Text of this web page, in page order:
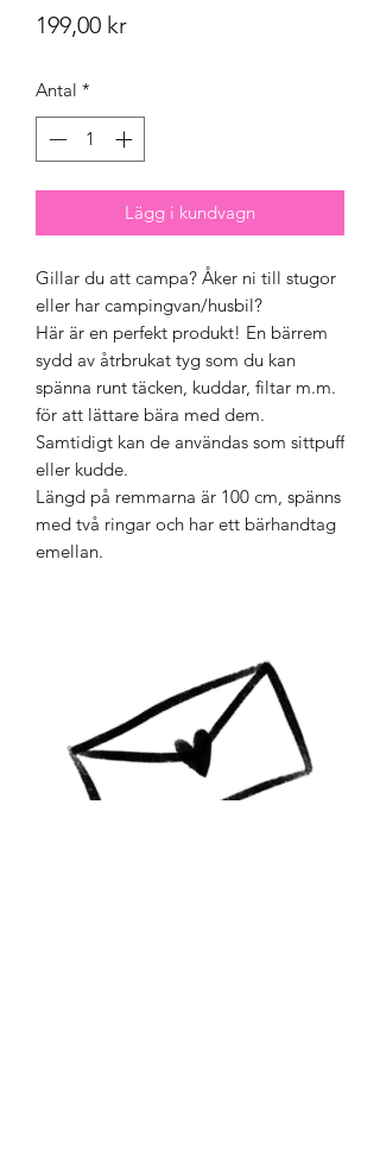
199,00 krPris
Antal *
Lägg i kundvagn
Gillar du att campa? Åker ni till stugor
eller har campingvan/husbil?
Här är en perfekt produkt! En bärrem
sydd av åtrbrukat tyg som du kan
spänna runt täcken, kuddar, filtar m.m.
för att lättare bära med dem.
Samtidigt kan de användas som sittpuff
eller kudde.
Längd på remmarna är 100 cm, spänns
med två ringar och har ett bärhandtag
emellan.